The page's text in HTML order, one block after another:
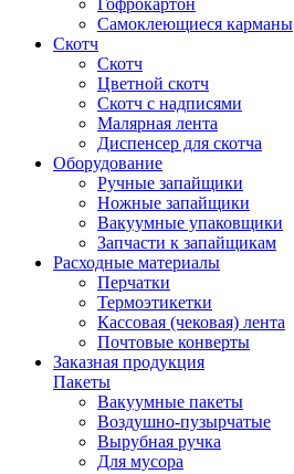
Самоклеющиеся карманы
Скотч
Скотч
Цветной скотч
Скотч с надписями
Малярная лента
Диспенсер для скотча
Оборудование
Ручные запайщики
Ножные запайщики
Вакуумные упаковщики
Запчасти к запайщикам
Расходные материалы
Перчатки
Термоэтикетки
Кассовая (чековая) лента
Почтовые конверты
Заказная продукция
Пакеты
Вакуумные пакеты
Воздушно-пузырчатые
Вырубная ручка
Для мусора